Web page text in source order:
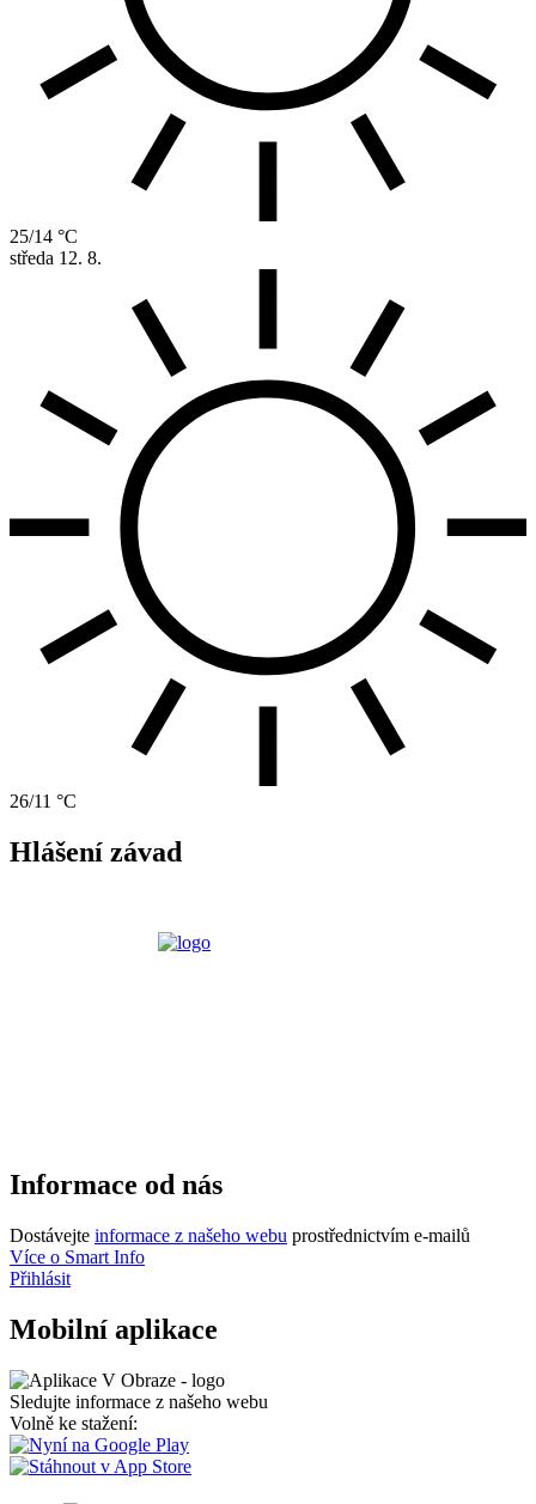
25/14 °C
středa 12. 8.
26/11 °C
Hlášení závad
Informace od nás
Dostávejte informace z našeho webu prostřednictvím e-mailů
Více o Smart Info
Přihlásit
Mobilní aplikace
Sledujte informace z našeho webu
Volně ke stažení: